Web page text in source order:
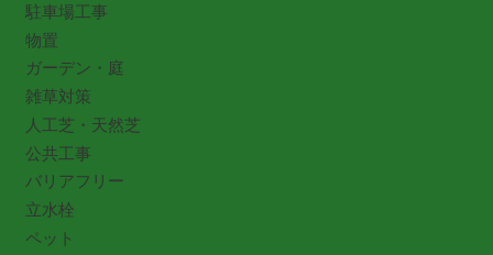
駐車場工事
物置
ガーデン・庭
雑草対策
人工芝・天然芝
公共工事
バリアフリー
立水栓
ペット